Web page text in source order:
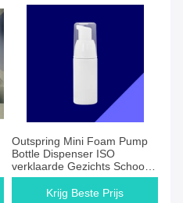
Outspring Mini Foam Pump
Bottle Dispenser ISO
verklaarde Gezichts Schoon
Gebruik
Krijg Beste Prijs